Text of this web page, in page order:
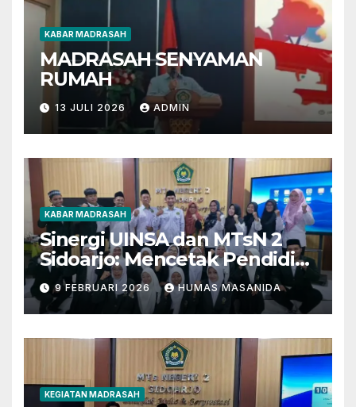
KABAR MADRASAH
MADRASAH SENYAMAN
RUMAH
13 JULI 2026 ADMIN
KABAR MADRASAH
Sinergi UINSA dan MTsN 2
Sidoarjo: Mencetak Pendidik
Berkarakter Menghadapi
Tantangan Zaman
9 FEBRUARI 2026 HUMAS MASANIDA
KEGIATAN MADRASAH